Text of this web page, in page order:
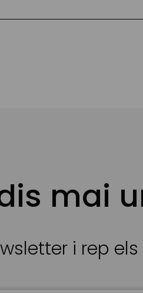
mai
i rep